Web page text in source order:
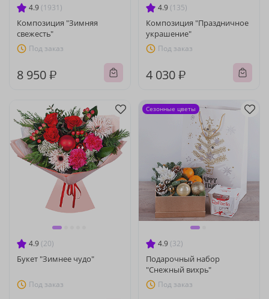
4.9 (1931)
Композиция "Зимняя
свежесть"
Под заказ
8 950 ₽
4.9 (135)
Композиция "Праздничное
украшение"
Под заказ
4 030 ₽
4.9 (20)
Букет "Зимнее чудо"
Под заказ
4.9 (32)
Подарочный набор
"Снежный вихрь"
Под заказ
Сезонные цветы